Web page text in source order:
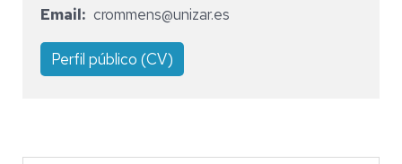
Email
crommens@unizar.es
Perfil público (CV)